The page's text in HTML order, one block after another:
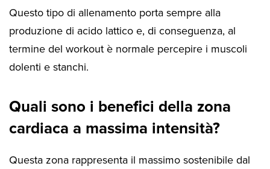
Questo tipo di allenamento porta sempre alla
produzione di acido lattico e, di conseguenza, al
termine del workout è normale percepire i muscoli
dolenti e stanchi.
Quali sono i benefici della zona
cardiaca a massima intensità?
Questa zona rappresenta il massimo sostenibile dal